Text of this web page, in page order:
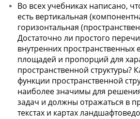
Во всех учебниках написано,
есть вертикальная
горизонтальная
Достаточно ли простого
внутренних пространственных
площадей и пропорций для
пространственной структуры?
функции пространственной
наиболее значимы для
задач и должны отражаться в
текстах и картах